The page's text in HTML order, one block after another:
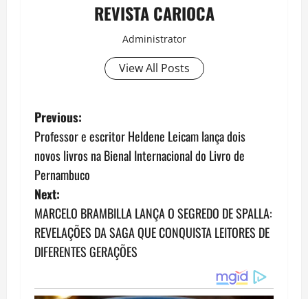
REVISTA CARIOCA
Administrator
View All Posts
P
o
s
t
n
a
Previous:
Professor e escritor Heldene Leicam lança dois
novos livros na Bienal Internacional do Livro de
Pernambuco
Next:
MARCELO BRAMBILLA LANÇA O SEGREDO DE SPALLA:
REVELAÇÕES DA SAGA QUE CONQUISTA LEITORES DE
DIFERENTES GERAÇÕES